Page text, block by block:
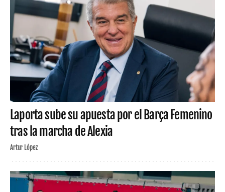
Laporta sube su apuesta por el Barça Femenino
tras la marcha de Alexia
Artur López